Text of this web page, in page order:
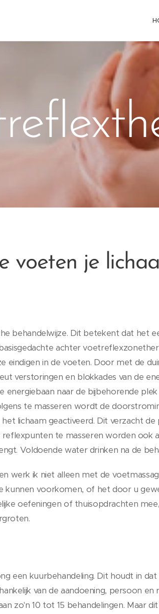
voeten je
behandelwijze. Dit betekent dat het
achter
eindigen in de voeten. Door met de
verstoringen en blokkades van de
energiebaan naar de bijbehorende
te masseren wordt de
lichaam geactiveerd. Dit verzacht
te masseren worden ook
Voldoende water drinken na de
werk ik niet alleen met de
kunnen voorkomen, of het door u
oefeningen of thuisopdrachten
een kuurbehandeling. Dit houdt in
van de aandoening, persoon
zo'n 10 tot 15 behandelingen. Maar